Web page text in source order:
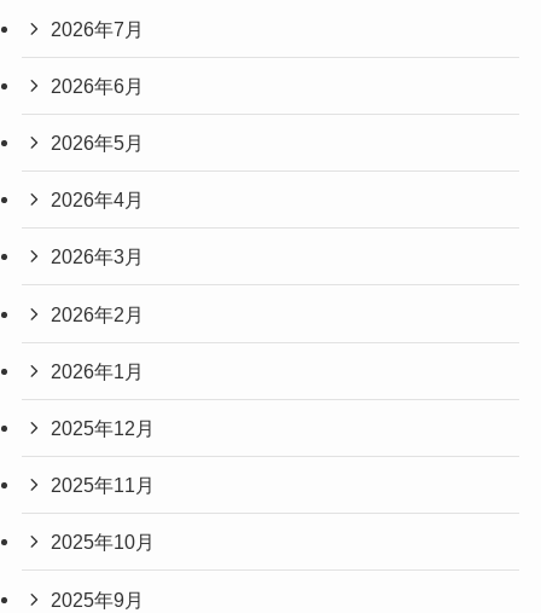
2026年7月
2026年6月
2026年5月
2026年4月
2026年3月
2026年2月
2026年1月
2025年12月
2025年11月
2025年10月
2025年9月